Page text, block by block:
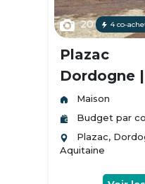
20 4 co-
Plazac
Dordogne
Maison
Budget par
Plazac,
Aquitaine